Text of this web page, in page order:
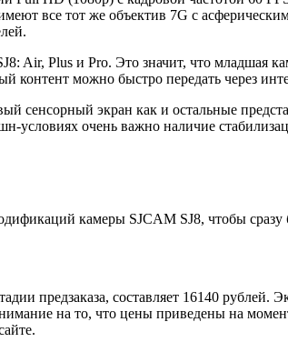
все тот же объектив 7G с
Air, Plus и Pro. Это значит, что младшая
контент можно быстро передать через
экран как и остальные
очень важно наличие
камеры SJCAM SJ8, чтобы
предзаказа, составляет 16140
на то, что цены приведены на